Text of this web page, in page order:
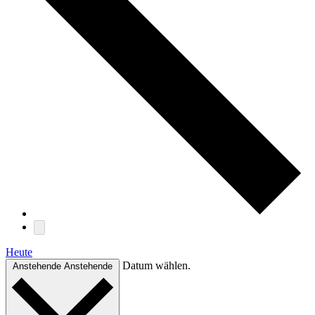
Heute
Anstehende Anstehende Datum wählen.